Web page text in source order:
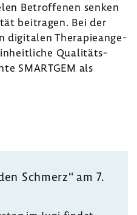
Betrof­fenen senken
beitragen. Bei der
digi­talen Thera­pie­an­ge­
Quali­täts­
SMARTGEM als
Schmerz“ am 7.